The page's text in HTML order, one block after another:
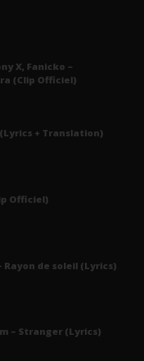
X, Fanicko –
(Clip Officiel)
+ Translation)
Officiel)
de soleil (Lyrics)
– Stranger (Lyrics)